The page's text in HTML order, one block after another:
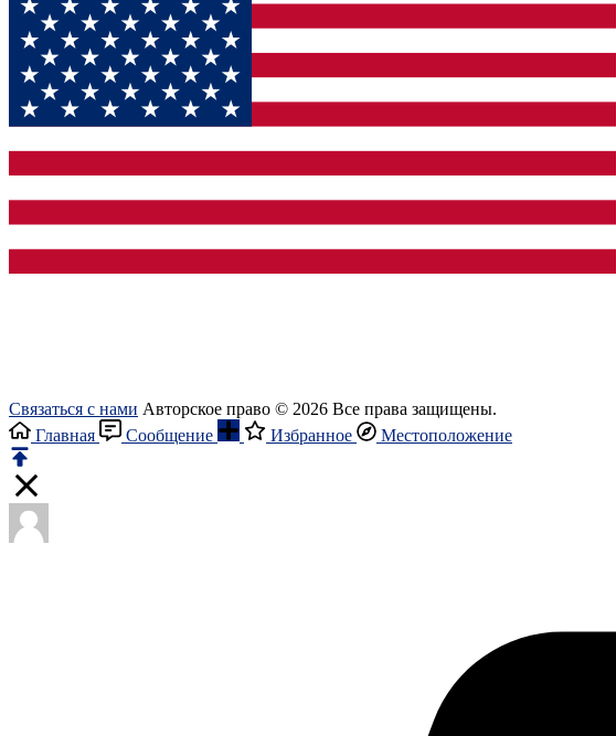
Связаться с нами Авторское право © 2026 Все права защищены.
Главная
Сообщение Избранное Местоположение